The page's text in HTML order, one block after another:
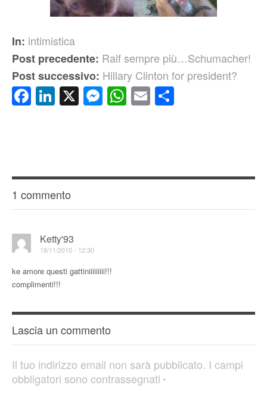
In: intimistica
Post precedente: Ralf sempre più…Schumacher!
Post successivo: Hillary Clinton for president?
Facebook
LinkedIn
X Messenger
WhatsApp
Email
1 commento
Ketty'93
18/11/2010 - 12:30
ke amore questi gattiniiiiiiiii!!!
complimenti!!!
Lascia un commento
Il tuo indirizzo email non sarà pubblicato. I campi
obbligatori sono contrassegnati *